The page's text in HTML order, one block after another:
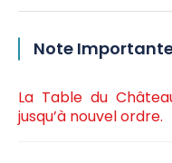
Note
La Table du
jusqu’à nouvel ordre.